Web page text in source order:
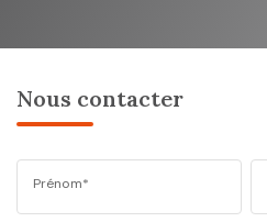
Nous contacter
Prénom*